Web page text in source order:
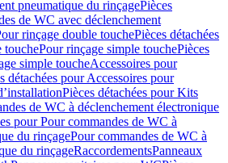
pneumatique du rinçagePièces
de WC avec déclenchement
rinçage double touchePièces détachées
touchePour rinçage simple touchePièces
simple toucheAccessoires pour
détachées pour Accessoires pour
Pièces détachées pour Kits
de WC à déclenchement électronique
pour Pour commandes de WC à
du rinçagePour commandes de WC à
du rinçageRaccordementsPanneaux